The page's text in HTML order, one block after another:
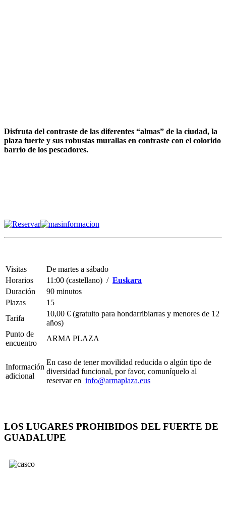
Disfruta del contraste de las diferentes “almas” de la ciudad, la
plaza fuerte y sus robustas murallas en contraste con el colorido
barrio de los pescadores.
Visitas
De martes a sábado
Horarios
11:00 (castellano) / Euskara
Duración
90 minutos
Plazas
15
Tarifa
10,00 € (gratuito para hondarribiarras y menores de 12
años)
Punto de
encuentro
ARMA PLAZA
Información
adicional
En caso de tener movilidad reducida o algún tipo de
diversidad funcional, por favor, comuníquelo al
reservar en info@armaplaza.eus
LOS LUGARES PROHIBIDOS DEL FUERTE DE
GUADALUPE